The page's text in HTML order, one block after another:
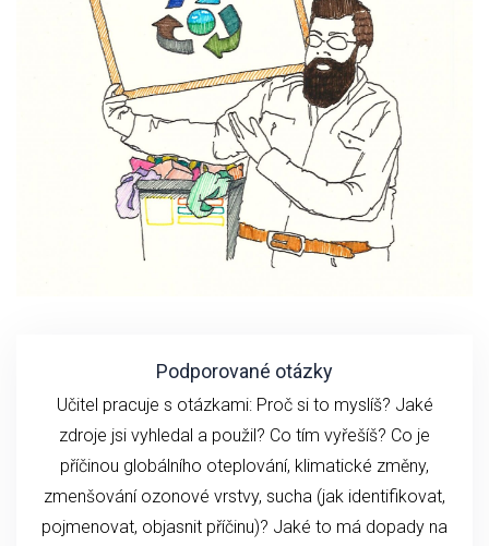
Podporované otázky
Učitel pracuje s otázkami: Proč si to myslíš? Jaké
zdroje jsi vyhledal a použil? Co tím vyřešíš? Co je
příčinou globálního oteplování, klimatické změny,
zmenšování ozonové vrstvy, sucha (jak identifikovat,
pojmenovat, objasnit příčinu)? Jaké to má dopady na